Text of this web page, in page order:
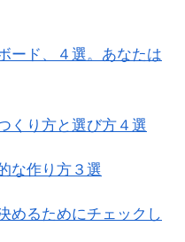
ード、４選。あなたは
くり方と選び方４選
な作り方３選
めるためにチェックし